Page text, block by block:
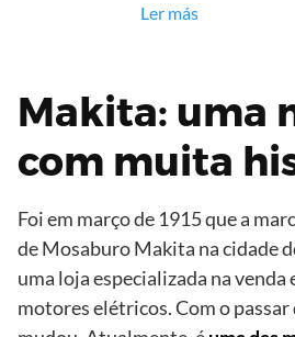
Ler más
Makita: uma
com muita
Foi em março de 1915 que a
de Mosaburo Makita na cidade
uma loja especializada na venda
motores elétricos. Com o passar